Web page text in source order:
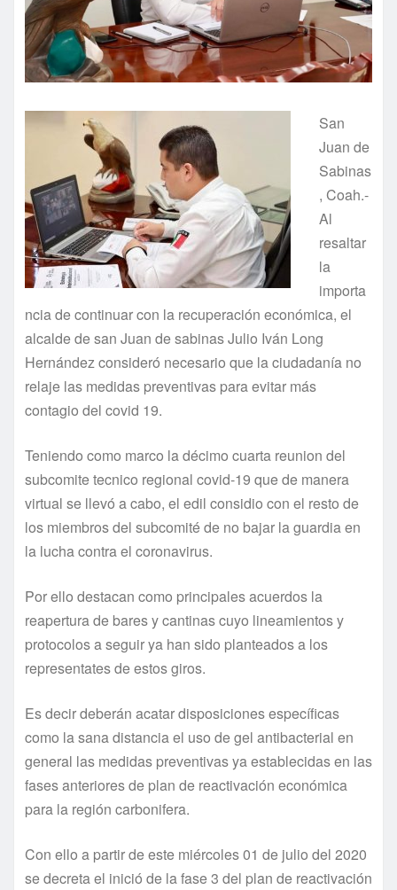
San
Juan de
Sabinas
, Coah.-
Al
resaltar
la
importa
ncia de continuar con la recuperación económica, el
alcalde de san Juan de sabinas Julio Iván Long
Hernández consideró necesario que la ciudadanía no
relaje las medidas preventivas para evitar más
contagio del covid 19.
Teniendo como marco la décimo cuarta reunion del
subcomite tecnico regional covid-19 que de manera
virtual se llevó a cabo, el edil considio con el resto de
los miembros del subcomité de no bajar la guardia en
la lucha contra el coronavirus.
Por ello destacan como principales acuerdos la
reapertura de bares y cantinas cuyo lineamientos y
protocolos a seguir ya han sido planteados a los
representates de estos giros.
Es decir deberán acatar disposiciones específicas
como la sana distancia el uso de gel antibacterial en
general las medidas preventivas ya establecidas en las
fases anteriores de plan de reactivación económica
para la región carbonifera.
Con ello a partir de este miércoles 01 de julio del 2020
se decreta el inició de la fase 3 del plan de reactivación